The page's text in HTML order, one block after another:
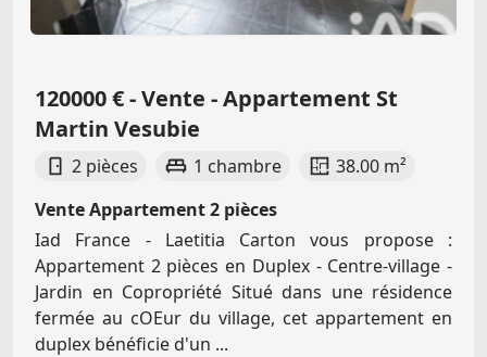
120000 € - Vente - Appartement St
Martin Vesubie
2 pièces 1 chambre
38.00 m²
Vente Appartement 2 pièces
Iad France - Laetitia Carton vous propose :
Appartement 2 pièces en Duplex - Centre-village -
Jardin en Copropriété Situé dans une résidence
fermée au cOEur du village, cet appartement en
duplex bénéficie d'un ...